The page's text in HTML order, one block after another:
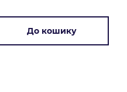
До кошику